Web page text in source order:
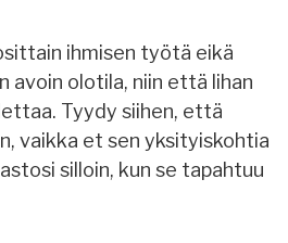
ihmisen työtä eikä
avoin olotila, niin että lihan
Tyydy siihen, että
vaikka et sen yksityiskohtia
silloin, kun se tapahtuu